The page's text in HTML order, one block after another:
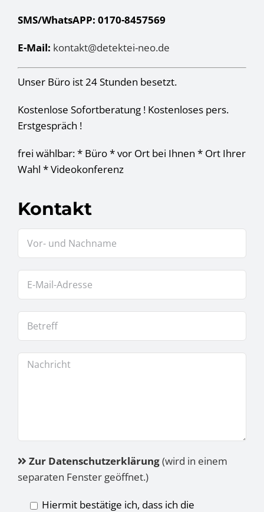
SMS/WhatsAPP: 0170-8457569
E-Mail: kontakt@detektei-neo.de
Unser Büro ist 24 Stunden besetzt.
Kostenlose Sofortberatung ! Kostenloses pers.
Erstgespräch !
frei wählbar: * Büro * vor Ort bei Ihnen * Ort Ihrer
Wahl * Videokonferenz
Kontakt
Zur Datenschutzerklärung(wird in einem
separaten Fenster geöffnet.)
Hiermit bestätige ich, dass ich die